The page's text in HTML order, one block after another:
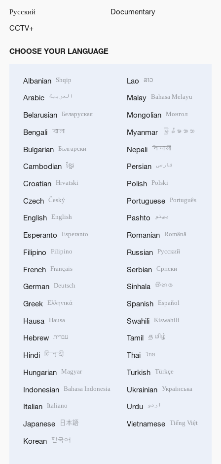
Русский
Documentary
CCTV+
CHOOSE YOUR LANGUAGE
Albanian Shqip
Arabic العربية
Belarusian Беларуская
Bengali বাংলা
Bulgarian Български
Cambodian ខ្មែរ
Croatian Hrvatski
Czech Český
English English
Esperanto Esperanto
Filipino Filipino
French Français
German Deutsch
Greek Ελληνικά
Hausa Hausa
Hebrew עברית
Hindi हिन्दी
Hungarian Magyar
Indonesian Bahasa Indonesia
Italian Italiano
Japanese 日本語
Korean 한국어
Lao ລາວ
Malay Bahasa Melayu
Mongolian Монгол
Myanmar မြန်မာဘာသာ
Nepali नेपाली
Persian فارسی
Polish Polski
Portuguese Português
Pashto پښتو
Romanian Română
Russian Русский
Serbian Српски
Sinhala සිංහල
Spanish Español
Swahili Kiswahili
Tamil தமிழ்
Thai ไทย
Turkish Türkçe
Ukrainian Українська
Urdu اردو
Vietnamese Tiếng Việt